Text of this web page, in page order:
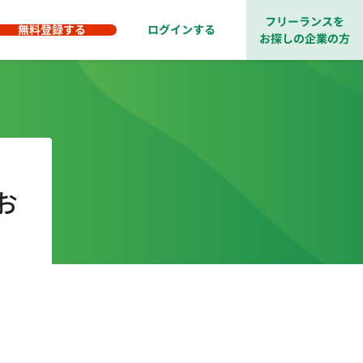
無料登録する ログインする
フリーランスを
お探しの企業の方